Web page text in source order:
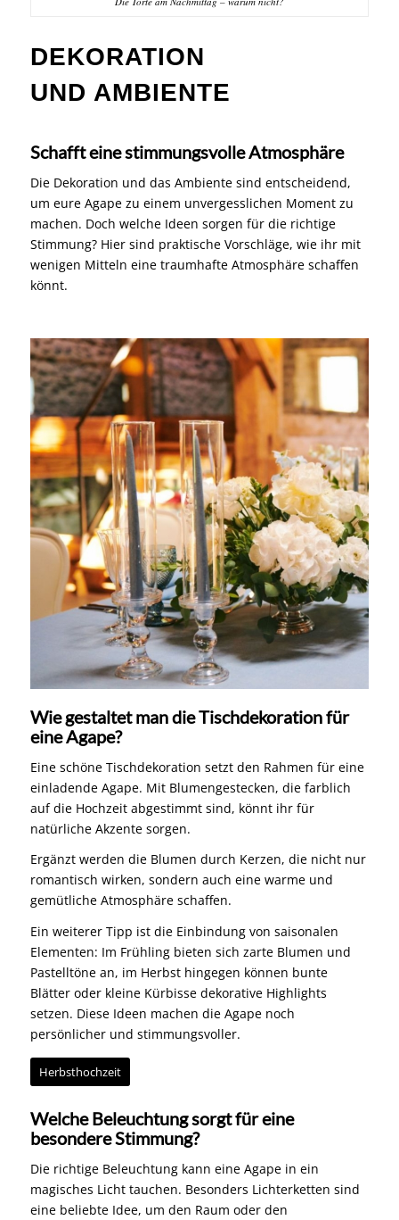
DEKORATION
UND AMBIENTE
Schafft eine stimmungsvolle Atmosphäre
Die Dekoration und das Ambiente sind entscheidend,
um eure Agape zu einem unvergesslichen Moment zu
machen. Doch welche Ideen sorgen für die richtige
Stimmung? Hier sind praktische Vorschläge, wie ihr mit
wenigen Mitteln eine traumhafte Atmosphäre schaffen
könnt.
Wie gestaltet man die Tischdekoration für
eine Agape?
Eine schöne Tischdekoration setzt den Rahmen für eine
einladende Agape. Mit Blumengestecken, die farblich
auf die Hochzeit abgestimmt sind, könnt ihr für
natürliche Akzente sorgen.
Ergänzt werden die Blumen durch Kerzen, die nicht nur
romantisch wirken, sondern auch eine warme und
gemütliche Atmosphäre schaffen.
Ein weiterer Tipp ist die Einbindung von saisonalen
Elementen: Im Frühling bieten sich zarte Blumen und
Pastelltöne an, im Herbst hingegen können bunte
Blätter oder kleine Kürbisse dekorative Highlights
setzen. Diese Ideen machen die Agape noch
persönlicher und stimmungsvoller.
Herbsthochzeit
Welche Beleuchtung sorgt für eine
besondere Stimmung?
Die richtige Beleuchtung kann eine Agape in ein
magisches Licht tauchen. Besonders Lichterketten sind
eine beliebte Idee, um den Raum oder den